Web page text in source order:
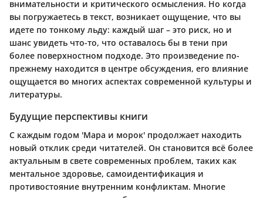
внимательности и критического осмысления. Но когда
вы погружаетесь в текст, возникает ощущение, что вы
идете по тонкому льду: каждый шаг – это риск, но и
шанс увидеть что-то, что оставалось бы в тени при
более поверхностном подходе. Это произведение по-
прежнему находится в центре обсуждения, его влияние
ощущается во многих аспектах современной культуры и
литературы.
Будущие перспективы книги
С каждым годом 'Мара и морок' продолжает находить
новый отклик среди читателей. Он становится всё более
актуальным в свете современных проблем, таких как
ментальное здоровье, самоидентификация и
противостояние внутренним конфликтам. Многие